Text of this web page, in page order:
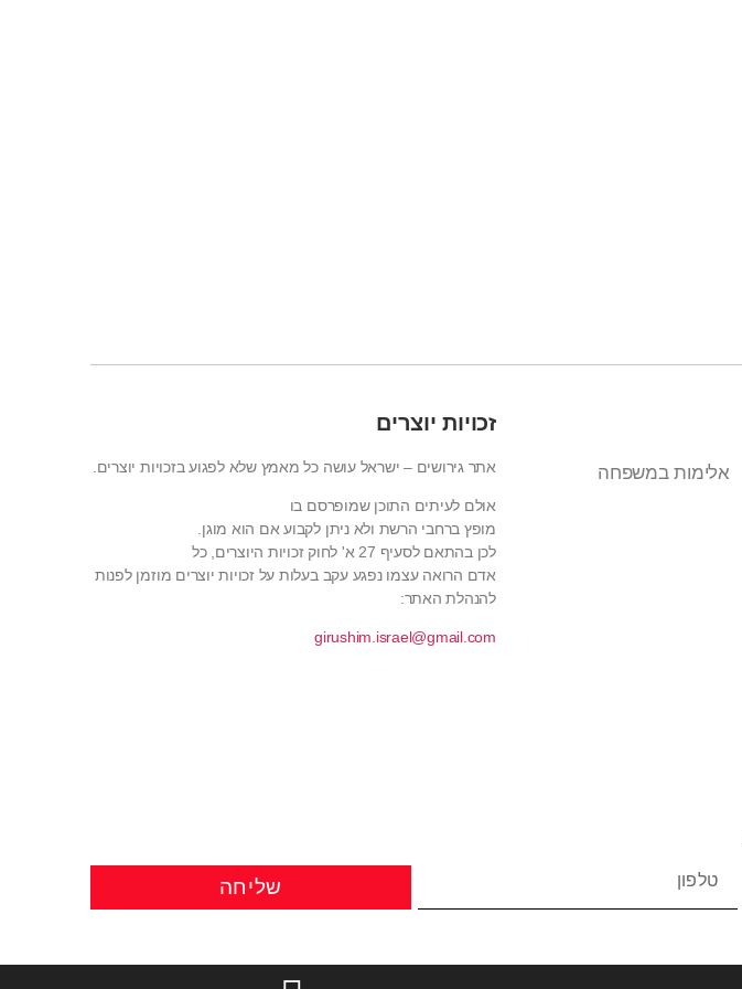
אלימות במשפחה
זכויות יוצרים
אתר גירושים – ישראל עושה כל מאמץ שלא לפגוע בזכויות יוצרים.
אולם לעיתים התוכן שמופרסם בו
מופץ ברחבי הרשת ולא ניתן לקבוע אם הוא מוגן.
לכן בהתאם לסעיף 27 א' לחוק זכויות היוצרים, כל
אדם הרואה עצמו נפגע עקב בעלות על זכויות יוצרים מוזמן לפנות
להנהלת האתר:
girushim.israel@gmail.com
שליחה